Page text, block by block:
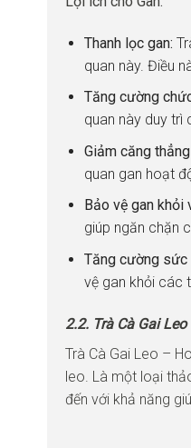
Thanh lọc gan:
quan này. Điều
Tăng cường
quan này duy
Giảm căng
quan gan hoạt
Bảo vệ gan khỏi
giúp ngăn chặn
Tăng cường sức
vệ gan khỏi các
2.2. Trà Cà Gai
Trà Cà Gai Leo –
leo. Là một loại
đến với khả năng